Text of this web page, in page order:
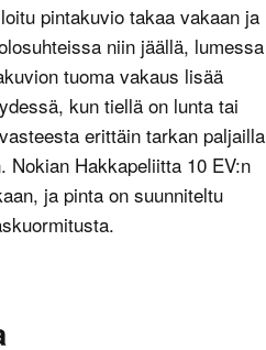
pintakuvio takaa vakaan ja
niin jäällä, lumessa
tuoma vakaus lisää
kun tiellä on lunta tai
erittäin tarkan paljailla
Nokian Hakkapeliitta 10 EV:n
ja pinta on suunniteltu